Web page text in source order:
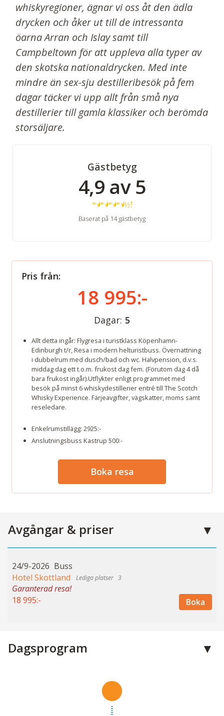
whiskyregioner, ägnar vi oss åt den ädla
drycken och åker ut till de intressanta
öarna Arran och Islay samt till
Campbeltown för att uppleva alla typer av
den skotska nationaldrycken. Med inte
mindre än sex-sju destilleribesök på fem
dagar täcker vi upp allt från små nya
destillerier till gamla klassiker och berömda
storsäljare.
Gästbetyg
4,9 av 5
★★★★ ½
Baserat på 14 gästbetyg
Pris från:
18 995:-
Dagar: 5
Allt detta ingår: Flygresa i turistklass Köpenhamn-
Edinburgh t/r, Resa i modern helturistbuss. Övernattning
i dubbelrum med dusch/bad och wc. Halvpension, d.v.s.
middag dag ett t.o.m. frukost dag fem. (Förutom dag 4 då
bara frukost ingår).Utflykter enligt programmet med
besök på minst 6 whiskydestillerier entré till The Scotch
Whisky Experience. Färjeavgifter, vägskatter, moms samt
reseledare.
Enkelrumstillägg: 2925:-
Anslutningsbuss Kastrup 500:-
Boka resa
Avgångar & priser
24/9-2026 Buss
Hotel Skottland
Garanterad resa!
3
18 995:- Boka
Dagsprogram